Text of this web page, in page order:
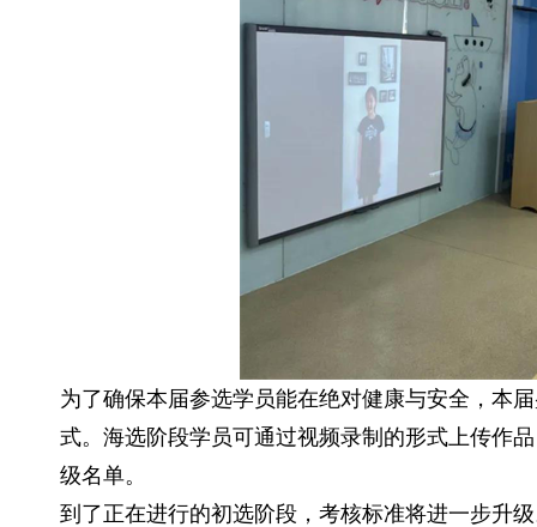
为了确保本届参选学员能在绝对健康与安全，本
式。海选阶段学员可通过视频录制的形式上传作
级名单。
到了正在进行的初选阶段，考核标准将进一步升